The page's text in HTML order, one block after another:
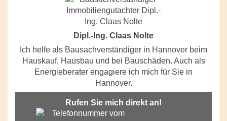
Dipl.-Ing. Claas Nolte
Ich helfe als Bausachverständiger in Hannover beim
Hauskauf, Hausbau und bei Bauschäden. Auch als
Energieberater engagiere ich mich für Sie in
Hannover.
Rufen Sie mich direkt an!